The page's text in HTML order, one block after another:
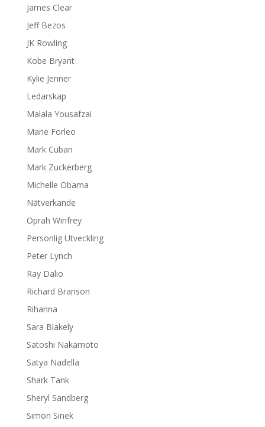
James Clear
Jeff Bezos
JK Rowling
Kobe Bryant
Kylie Jenner
Ledarskap
Malala Yousafzai
Marie Forleo
Mark Cuban
Mark Zuckerberg
Michelle Obama
Nätverkande
Oprah Winfrey
Personlig Utveckling
Peter Lynch
Ray Dalio
Richard Branson
Rihanna
Sara Blakely
Satoshi Nakamoto
Satya Nadella
Shark Tank
Sheryl Sandberg
Simon Sinek